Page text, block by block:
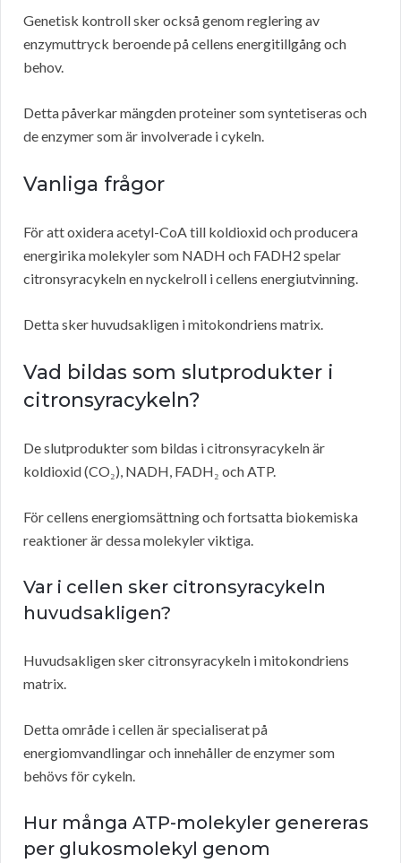
Genetisk kontroll sker också genom reglering av
enzymuttryck beroende på cellens energitillgång och
behov.
Detta påverkar mängden proteiner som syntetiseras och
de enzymer som är involverade i cykeln.
Vanliga frågor
För att oxidera acetyl-CoA till koldioxid och producera
energirika molekyler som NADH och FADH2 spelar
citronsyracykeln en nyckelroll i cellens energiutvinning.
Detta sker huvudsakligen i mitokondriens matrix.
Vad bildas som slutprodukter i
citronsyracykeln?
De slutprodukter som bildas i citronsyracykeln är
koldioxid (CO₂), NADH, FADH₂ och ATP.
För cellens energiomsättning och fortsatta biokemiska
reaktioner är dessa molekyler viktiga.
Var i cellen sker citronsyracykeln
huvudsakligen?
Huvudsakligen sker citronsyracykeln i mitokondriens
matrix.
Detta område i cellen är specialiserat på
energiomvandlingar och innehåller de enzymer som
behövs för cykeln.
Hur många ATP-molekyler genereras
per glukosmolekyl genom